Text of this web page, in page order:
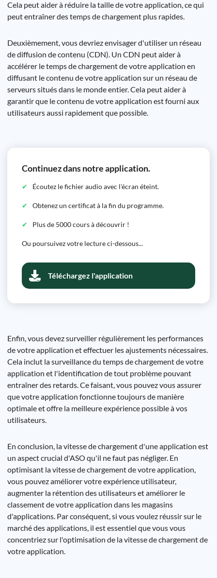
Cela peut aider à réduire la taille de votre application, ce qui
peut entraîner des temps de chargement plus rapides.
Deuxièmement, vous devriez envisager d'utiliser un réseau
de diffusion de contenu (CDN). Un CDN peut aider à
accélérer le temps de chargement de votre application en
diffusant le contenu de votre application sur un réseau de
serveurs situés dans le monde entier. Cela peut aider à
garantir que le contenu de votre application est fourni aux
utilisateurs aussi rapidement que possible.
Continuez dans notre application.
Écoutez le fichier audio avec l'écran éteint.
Obtenez un certificat à la fin du programme.
Plus de 5000 cours à découvrir !
Ou poursuivez votre lecture ci-dessous...
Téléchargez l'application
Enfin, vous devez surveiller régulièrement les performances
de votre application et effectuer les ajustements nécessaires.
Cela inclut la surveillance du temps de chargement de votre
application et l'identification de tout problème pouvant
entraîner des retards. Ce faisant, vous pouvez vous assurer
que votre application fonctionne toujours de manière
optimale et offre la meilleure expérience possible à vos
utilisateurs.
En conclusion, la vitesse de chargement d'une application est
un aspect crucial d'ASO qu'il ne faut pas négliger. En
optimisant la vitesse de chargement de votre application,
vous pouvez améliorer votre expérience utilisateur,
augmenter la rétention des utilisateurs et améliorer le
classement de votre application dans les magasins
d'applications. Par conséquent, si vous voulez réussir sur le
marché des applications, il est essentiel que vous vous
concentriez sur l'optimisation de la vitesse de chargement de
votre application.